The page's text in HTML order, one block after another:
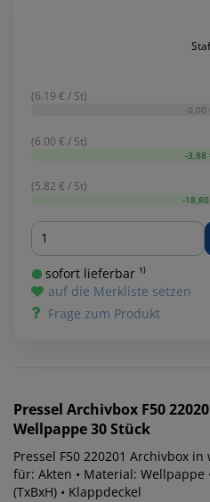
(6.19 € / St)
-0,00
(6.00 € / St)
-3,88
(5.82 € / St)
-
Menge
sofort lieferbar ¹⁾
auf die Merkliste setzen
Frage zum Produkt
Pressel Archivbox F50
Wellpappe 30 Stück
Pressel F50 220201 Archivbox
für: Akten • Material: Wellpappe
(TxBxH) • Klappdeckel